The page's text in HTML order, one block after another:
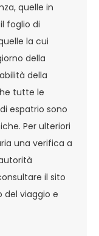
quelle in
foglio di
la cui
della
della
tutte le
espatrio sono
Per ulteriori
una verifica a
il sito
del viaggio e